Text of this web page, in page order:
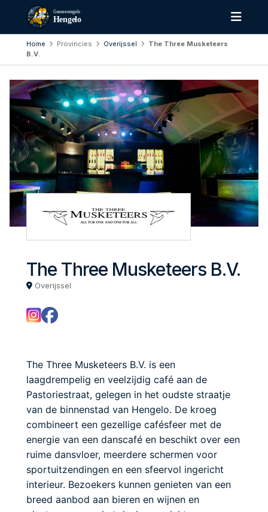
Gemeentegids
Hengelo
Home Provincies Overijssel
The Three Musketeers
B.V.
The Three Musketeers B.V.
Overijssel
The Three Musketeers B.V. is een
laagdrempelig en veelzijdig café aan de
Pastoriestraat, gelegen in het oudste straatje
van de binnenstad van Hengelo. De kroeg
combineert een gezellige cafésfeer met de
energie van een danscafé en beschikt over een
ruime dansvloer, meerdere schermen voor
sportuitzendingen en een sfeervol ingericht
interieur. Bezoekers kunnen genieten van een
breed aanbod aan bieren en wijnen en